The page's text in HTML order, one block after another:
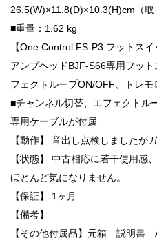
26.5(W)×11.8(D)×10.3(H)cm（取
■重量：1.62 kg
【One Control FS-P3 フットスイ
アンプヘッドBJF-S66専用フッ
フェクトループON/OFF、トレモ
■チャンネル切替、エフェクトル
専用ケーブルが付属
【動作】 音出し点検しましたが
【状態】 中古相応に若干使用感
ほとんど気になりません。
【保証】 1ヶ月
【備考】
【その他付属品】元箱 説明書